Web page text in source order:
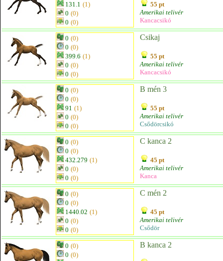
131.1 (1)
0 (0)
0 (0)
55 pt
Amerikai telivér
Kancacsikó
0 (0)
0 (0)
399.6 (1)
0 (0)
0 (0)
Csikaj
55 pt
Amerikai telivér
Kancacsikó
0 (0)
0 (0)
91 (1)
0 (0)
0 (0)
B mén 3
55 pt
Amerikai telivér
Csődörcsikó
0 (0)
0 (0)
432.279 (1)
0 (0)
0 (0)
C kanca 2
45 pt
Amerikai telivér
Kanca
0 (0)
0 (0)
1440.02 (1)
0 (0)
0 (0)
C mén 2
45 pt
Amerikai telivér
Csődör
0 (0)
0 (0)
B kanca 2